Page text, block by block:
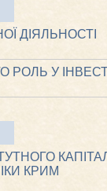
ДІЯЛЬНОСТІ
РОЛЬ У
КРИМ